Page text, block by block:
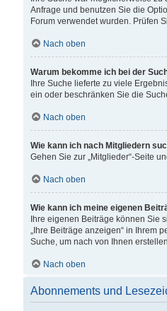
Anfrage und benutzen Sie die
Forum verwendet wurden. Prüfen
Nach oben
Warum bekomme ich bei der
Ihre Suche lieferte zu viele
ein oder beschränken Sie die
Nach oben
Wie kann ich nach Mitgliedern
Gehen Sie zur „Mitglieder“-Seite
Nach oben
Wie kann ich meine eigenen
Ihre eigenen Beiträge können Sie
„Ihre Beiträge anzeigen“ in Ihrem
Suche, um nach von Ihnen
Nach oben
Abonnements und